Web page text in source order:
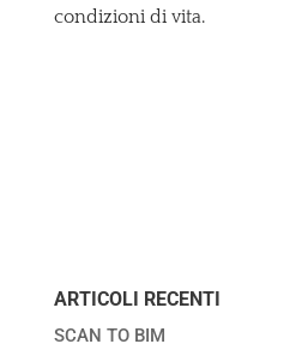
condizioni di vita.
ARTICOLI RECENTI
SCAN TO BIM